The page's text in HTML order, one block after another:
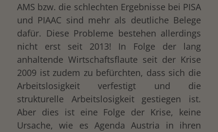
AMS bzw. die schlechten Ergebnisse bei PISA
und PIAAC sind mehr als deutliche Belege
dafür. Diese Probleme bestehen allerdings
nicht erst seit 2013! In Folge der lang
anhaltende Wirtschaftsflaute seit der Krise
2009 ist zudem zu befürchten, dass sich die
Arbeitslosigkeit verfestigt und die
strukturelle Arbeitslosigkeit gestiegen ist.
Aber dies ist eine Folge der Krise, keine
Ursache, wie es Agenda Austria in ihren